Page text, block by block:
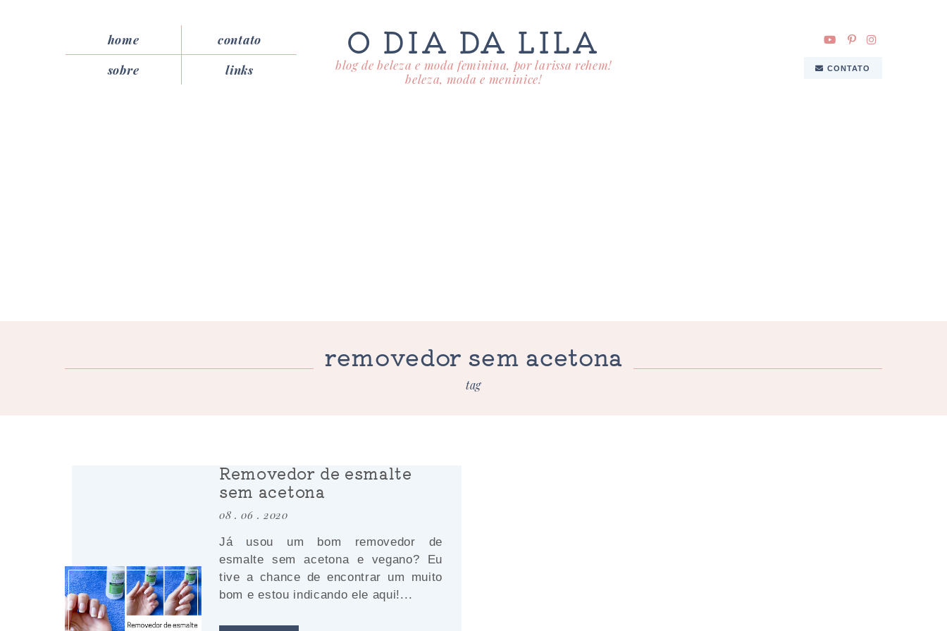
home
contato
sobre
links
O DIA DA LILA
blog de beleza e moda feminina, por larissa rehem!
beleza, moda e meninice!
CONTATO
removedor sem acetona
tag
Removedor de esmalte
sem acetona
08 . 06 . 2020
Já usou um bom removedor de
esmalte sem acetona e vegano? Eu
tive a chance de encontrar um muito
bom e estou indicando ele aqui!...